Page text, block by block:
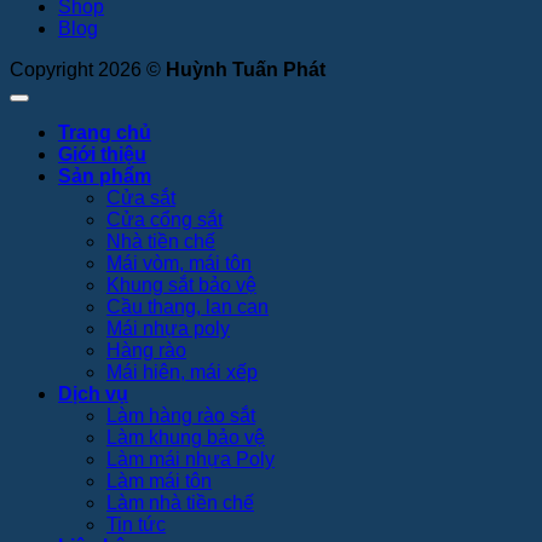
Shop
Blog
Copyright 2026 © Huỳnh Tuấn Phát
Trang chủ
Giới thiệu
Sản phẩm
Cửa sắt
Cửa cổng sắt
Nhà tiền chế
Mái vòm, mái tôn
Khung sắt bảo vệ
Cầu thang, lan can
Mái nhựa poly
Hàng rào
Mái hiên, mái xếp
Dịch vụ
Làm hàng rào sắt
Làm khung bảo vệ
Làm mái nhựa Poly
Làm mái tôn
Làm nhà tiền chế
Tin tức